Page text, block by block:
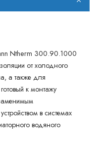
Ntherm 300.90.1000
от холодного
а также для
к монтажу
в системах
водяного